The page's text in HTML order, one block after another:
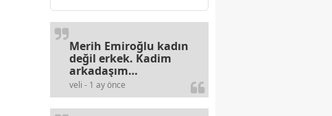
veli - 1 ay önce
Merih Emiroğlu kadın
değil erkek. Kadim
arkadaşım
haberinizdeki hataya
gayb den
gülümsüyordur.